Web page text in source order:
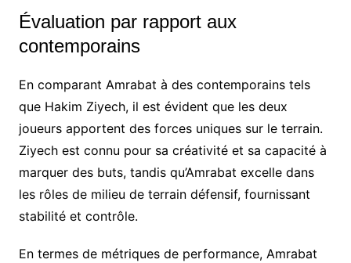
Évaluation par rapport aux
contemporains
En comparant Amrabat à des contemporains tels
que Hakim Ziyech, il est évident que les deux
joueurs apportent des forces uniques sur le terrain.
Ziyech est connu pour sa créativité et sa capacité à
marquer des buts, tandis qu’Amrabat excelle dans
les rôles de milieu de terrain défensif, fournissant
stabilité et contrôle.
En termes de métriques de performance, Amrabat